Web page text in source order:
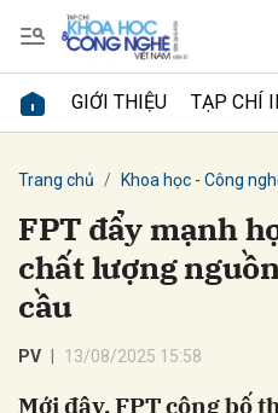
GIỚI THIỆU TẠP CHÍ
Trang chủ Khoa học - Công
FPT đẩy mạnh
chất lượng
cầu
PV 13/08/2025 15:58
Mới đây, FPT công bố
Gửi bình luận